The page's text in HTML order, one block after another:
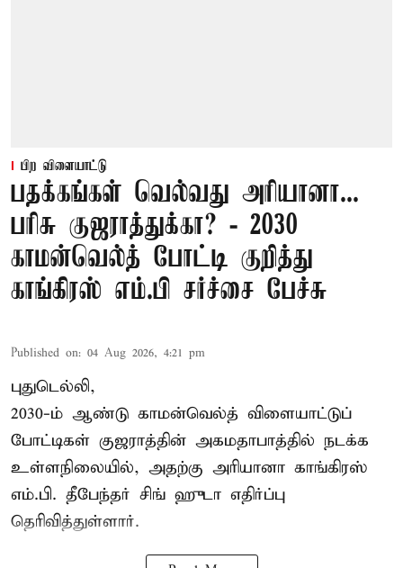
பிற விளையாட்டு
பதக்கங்கள் வெல்வது அரியானா...
பரிசு குஜராத்துக்கா? - 2030
காமன்வெல்த் போட்டி குறித்து
காங்கிரஸ் எம்.பி சர்ச்சை பேச்சு
Published on: 04 Aug 2026, 4:21 pm
புதுடெல்லி,
2030-ம் ஆண்டு காமன்வெல்த் விளையாட்டுப்
போட்டிகள் குஜராத்தின் அகமதாபாத்தில் நடக்க
உள்ளநிலையில், அதற்கு அரியானா காங்கிரஸ்
எம்.பி. தீபேந்தர் சிங் ஹுடா எதிர்ப்பு
தெரிவித்துள்ளார்.